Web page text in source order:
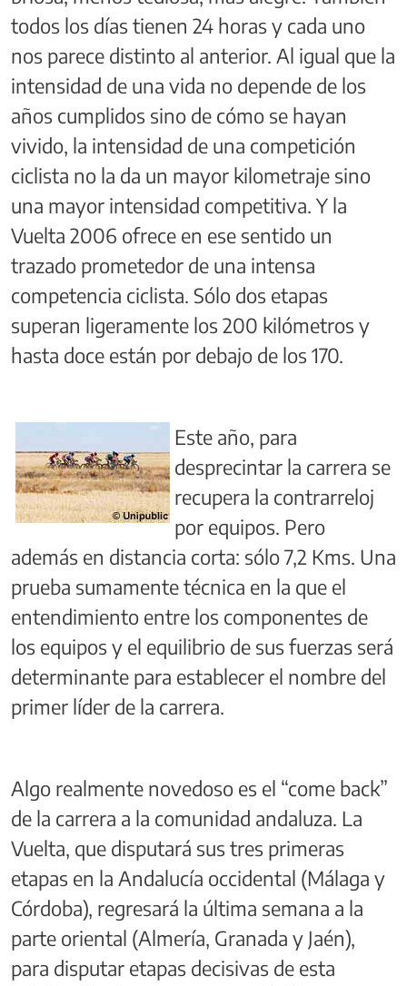
todos los días tienen 24 horas y cada uno
nos parece distinto al anterior. Al igual que la
intensidad de una vida no depende de los
años cumplidos sino de cómo se hayan
vivido, la intensidad de una competición
ciclista no la da un mayor kilometraje sino
una mayor intensidad competitiva. Y la
Vuelta 2006 ofrece en ese sentido un
trazado prometedor de una intensa
competencia ciclista. Sólo dos etapas
superan ligeramente los 200 kilómetros y
hasta doce están por debajo de los 170.
Este año, para
desprecintar la carrera se
recupera la contrarreloj
por equipos. Pero
además en distancia corta: sólo 7,2 Kms. Una
prueba sumamente técnica en la que el
entendimiento entre los componentes de
los equipos y el equilibrio de sus fuerzas será
determinante para establecer el nombre del
primer líder de la carrera.
Algo realmente novedoso es el “come back”
de la carrera a la comunidad andaluza. La
Vuelta, que disputará sus tres primeras
etapas en la Andalucía occidental (Málaga y
Córdoba), regresará la última semana a la
parte oriental (Almería, Granada y Jaén),
para disputar etapas decisivas de esta